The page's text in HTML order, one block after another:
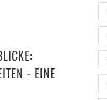
R
- EINE L